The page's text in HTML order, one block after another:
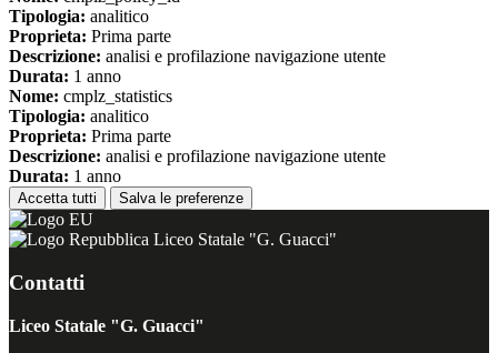
Tipologia: analitico
Proprieta: Prima parte
Descrizione: analisi e profilazione navigazione utente
Durata: 1 anno
Nome: cmplz_statistics
Tipologia: analitico
Proprieta: Prima parte
Descrizione: analisi e profilazione navigazione utente
Durata: 1 anno
Accetta tutti Salva le preferenze
Liceo Statale "G. Guacci"
Contatti
Liceo Statale "G. Guacci"